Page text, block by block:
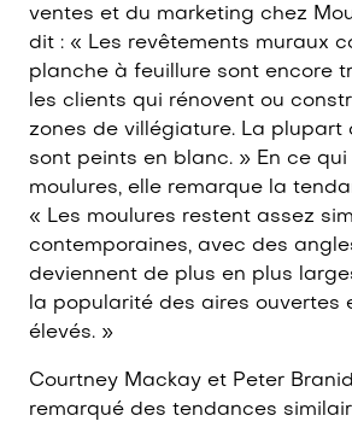
ventes et du marketing chez
dit : « Les revêtements muraux
planche à feuillure sont encore
les clients qui rénovent ou
zones de villégiature. La plupart
sont peints en blanc. » En ce
moulures, elle remarque la
« Les moulures restent assez
contemporaines, avec des
deviennent de plus en plus
la popularité des aires ouvertes
élevés. »
Courtney Mackay et Peter
remarqué des tendances